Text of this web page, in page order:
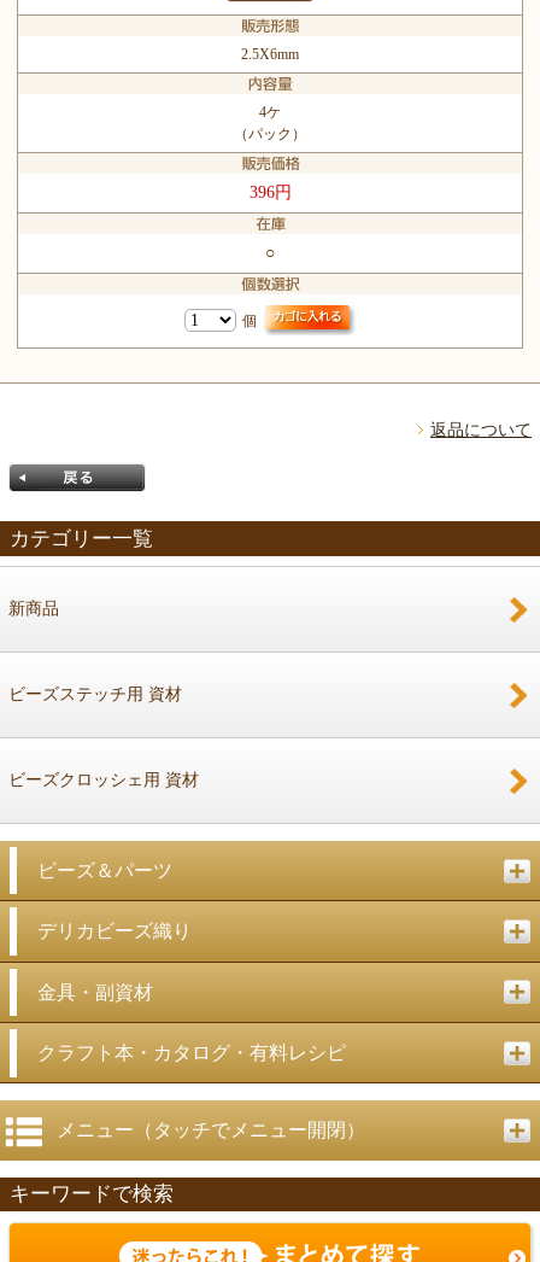
2.5X6mm
4ケ
（パック）
396円
○
個
返品について
カテゴリー一覧
新商品
ビーズステッチ用 資材
ビーズクロッシェ用 資材
ビーズ＆パーツ
デリカビーズ織り
金具・副資材
クラフト本・カタログ・有料レシピ
メニュー（タッチでメニュー開閉）
キーワードで検索